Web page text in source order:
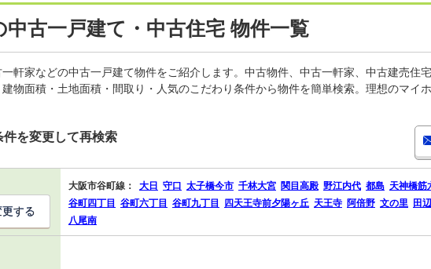
中古一戸建て・中古住宅 物件一覧
軒家などの中古一戸建て物件をご紹介します。中古物件、中古一軒家、中古建売住
物面積・土地面積・間取り・人気のこだわり条件から物件を簡単検索。理想のマイ
を変更して再検索
大阪市谷町線： 大日 守口 太子橋今市 千林大宮 関目高殿 野江内代 都島 天神橋筋
谷町四丁目
谷町六丁目 谷町九丁目 四天王寺前夕陽ヶ丘 天王寺 阿倍野 文の里 田辺
八尾南
する